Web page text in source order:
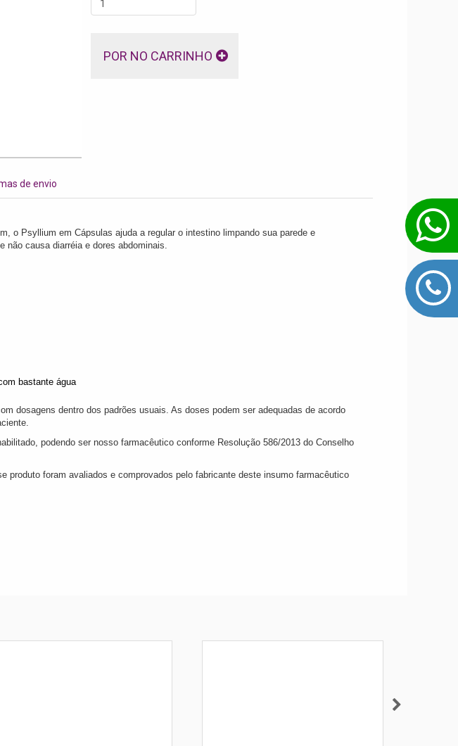
POR NO CARRINHO
de envio
o Psyllium em Cápsulas ajuda a regular o intestino limpando sua parede e
não causa diarréia e dores abdominais.
bastante água
dosagens dentro dos padrões usuais. As doses podem ser adequadas de acordo
podendo ser nosso farmacêutico conforme Resolução 586/2013 do Conselho
produto foram avaliados e comprovados pelo fabricante deste insumo farmacêutico